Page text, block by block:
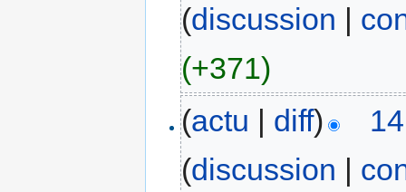
(discussion |
(+371)
(actu | diff)
(discussion |